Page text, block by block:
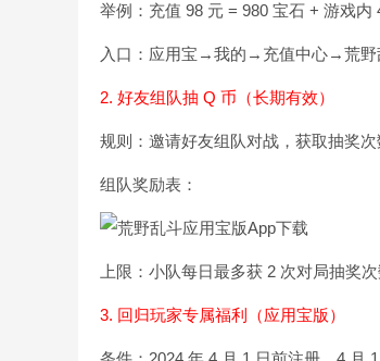
举例：充值 98 元 = 980 宝石 + 游戏内
入口：应用宝→我的→充值中心→荒野
2. 好友组队抽 Q 币（长期有效）
规则：邀请好友组队对战，获取抽奖
组队奖励表：
上限：小队每日最多获 2 次对局抽奖
3. 回归玩家专属福利（应用宝版）